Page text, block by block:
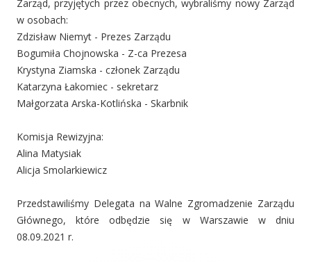
Zarząd, przyjętych przez obecnych, wybraliśmy nowy Zarząd
w osobach:
Zdzisław Niemyt - Prezes Zarządu
Bogumiła Chojnowska - Z-ca Prezesa
Krystyna Ziamska - członek Zarządu
Katarzyna Łakomiec - sekretarz
Małgorzata Arska-Kotlińska - Skarbnik
Komisja Rewizyjna:
Alina Matysiak
Alicja Smolarkiewicz
Przedstawiliśmy Delegata na Walne Zgromadzenie Zarządu
Głównego, które odbędzie się w Warszawie w dniu
08.09.2021 r.